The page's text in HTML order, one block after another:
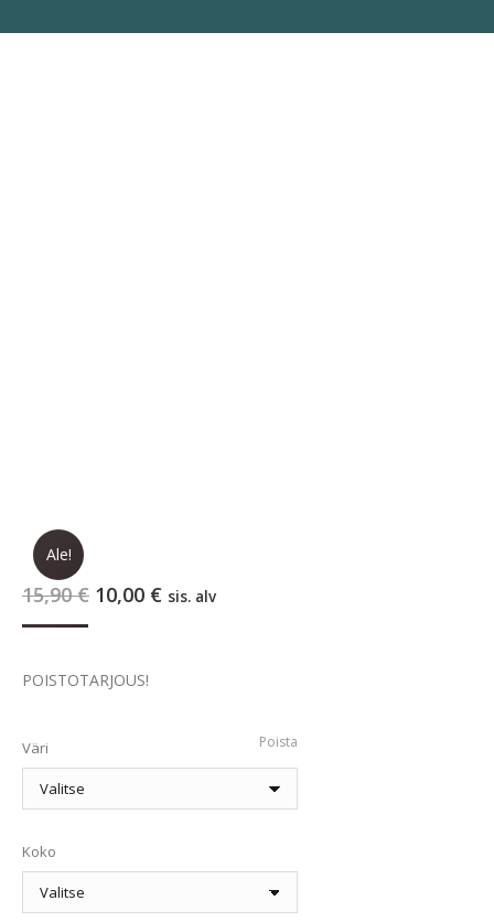
Ale!
15,90€ Alkuperäinen
15,90 €.
10,00 €Nykyinen
sis. alv
POISTOTARJOUS!
Väri
Koko
Poista